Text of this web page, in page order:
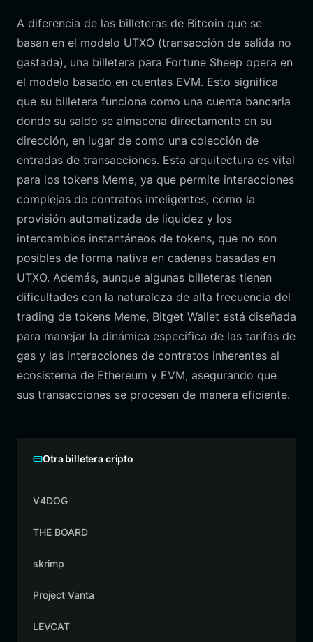
A diferencia de las billeteras de Bitcoin que se
basan en el modelo UTXO (transacción de salida no
gastada), una billetera para Fortune Sheep opera en
el modelo basado en cuentas EVM. Esto significa
que su billetera funciona como una cuenta bancaria
donde su saldo se almacena directamente en su
dirección, en lugar de como una colección de
entradas de transacciones. Esta arquitectura es vital
para los tokens Meme, ya que permite interacciones
complejas de contratos inteligentes, como la
provisión automatizada de liquidez y los
intercambios instantáneos de tokens, que no son
posibles de forma nativa en cadenas basadas en
UTXO. Además, aunque algunas billeteras tienen
dificultades con la naturaleza de alta frecuencia del
trading de tokens Meme, Bitget Wallet está diseñada
para manejar la dinámica específica de las tarifas de
gas y las interacciones de contratos inherentes al
ecosistema de Ethereum y EVM, asegurando que
sus transacciones se procesen de manera eficiente.
Otra billetera cripto
V4DOG
THE BOARD
skrimp
Project Vanta
LEVCAT